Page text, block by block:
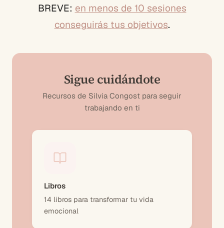
BREVE: en menos de 10 sesiones
conseguirás tus objetivos.
Sigue cuidándote
Recursos de Silvia Congost para seguir
trabajando en ti
Libros
14 libros para transformar tu vida
emocional